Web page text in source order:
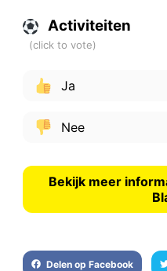
Activiteiten
Ja
Nee
Bekijk meer
Delen op Facebook